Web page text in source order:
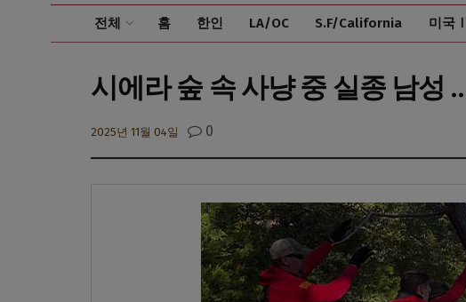
전체 홈 한인 LA/OC S.F/California 미국Ⅰ
시에라 숲 속 사냥 중 실종 남성
2025년 11월 04일 0